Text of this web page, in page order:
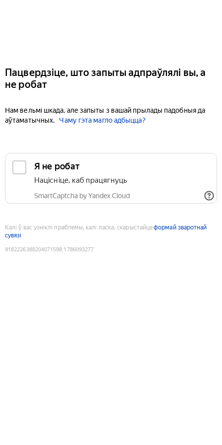
Пацвердзіце, што запыты адпраўлялі вы, а
не робат
Нам вельмі шкада, але запыты з вашай прылады падобныя да
аўтаматычных.
Чаму гэта магло адбыцца?
Я не робат
Націсніце, каб працягнуць
SmartCaptcha by Yandex Cloud
Калі ў вас узніклі праблемы, калі ласка, скарыстайцеформай зваротнай
сувязі
9182226388204071598:1786093277